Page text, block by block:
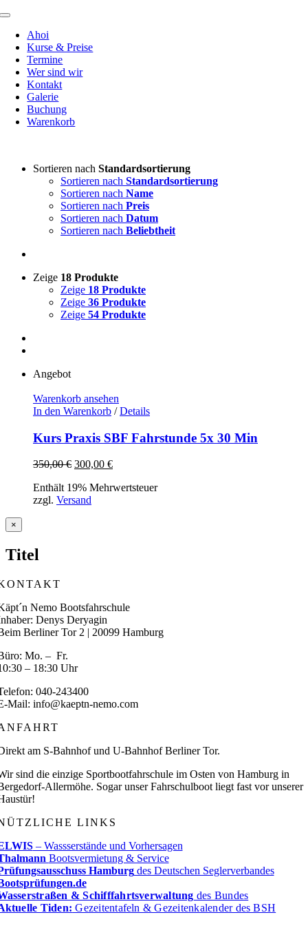
Zum
springen
Toggle
Navigation
Ahoi
Kurse & Preise
Termine
Wer sind wir
Kontakt
Galerie
Buchung
Warenkorb
Sortieren nach Standardsortierung
Sortieren nach Standardsortierung
Sortieren nach Name
Sortieren nach Preis
Sortieren nach Datum
Sortieren nach Beliebtheit
Zeige 18 Produkte
Zeige 18 Produkte
Zeige 36 Produkte
Zeige 54 Produkte
Angebot
Warenkorb ansehen
In den Warenkorb / Details
Kurs Praxis SBF Fahrstunde 5x 30 Min
350,00€ Ursprünglicher
war:
350,00 €
300,00 €Aktueller
ist:
Enthält 19% Mehrwertsteuer
zzgl. Versand
Close
product
view
×
Titel
Nemo Bootsfahrschule
Denys Deryagin
Berliner Tor 2 | 20099 Hamburg
Mo. – Fr.
– 18:30 Uhr
040-243400
Mail: info@kaeptn-nemo.com
am S-Bahnhof und U-Bahnhof Berliner Tor.
sind die einzige Sportbootfahrschule im Osten von Hamburg in
Allermöhe. Sogar unser Fahrschulboot liegt fast vor unserer
LINKS
– Wassserstände und Vorhersagen
Bootsvermietung & Service
Hamburgdes Deutschen Seglerverbandes
& Schifffahrtsverwaltung des Bundes
Tiden: Gezeitentafeln & Gezeitenkalender des BSH